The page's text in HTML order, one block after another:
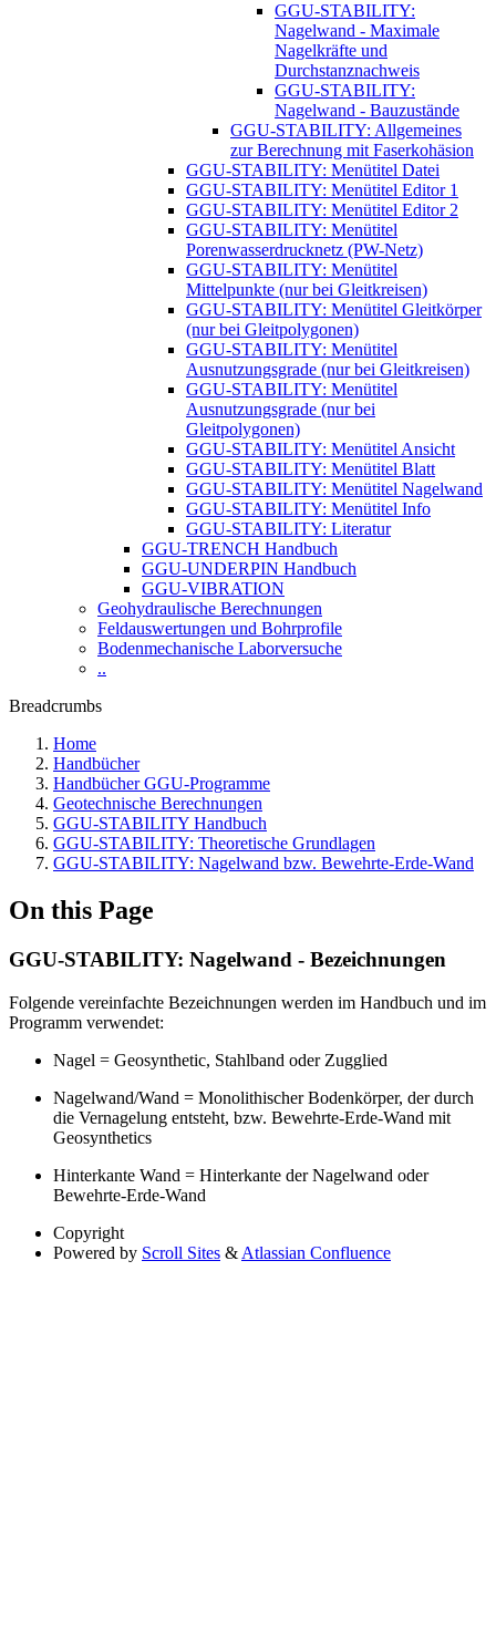
GGU-STABILITY:
Nagelwand - Maximale
Nagelkräfte und
Durchstanznachweis
GGU-STABILITY:
Nagelwand - Bauzustände
GGU-STABILITY: ​Allgemeines
zur Berechnung mit Faserkohäsion
GGU-STABILITY: Menütitel Datei
GGU-STABILITY: Menütitel Editor 1
GGU-STABILITY: Menütitel Editor 2
GGU-STABILITY: Menütitel
Porenwasserdrucknetz (PW-Netz)
GGU-STABILITY: Menütitel
Mittelpunkte (nur bei Gleitkreisen)
GGU-STABILITY: Menütitel Gleitkörper
(nur bei Gleitpolygonen)
GGU-STABILITY: Menütitel
Ausnutzungsgrade (nur bei Gleitkreisen)
GGU-STABILITY: Menütitel
Ausnutzungsgrade (nur bei
Gleitpolygonen)
GGU-STABILITY: Menütitel Ansicht
GGU-STABILITY: Menütitel Blatt
GGU-STABILITY: Menütitel Nagelwand
GGU-STABILITY: Menütitel Info
GGU-STABILITY: Literatur
GGU-TRENCH Handbuch
GGU-UNDERPIN Handbuch
GGU-VIBRATION
Geohydraulische Berechnungen
Feldauswertungen und Bohrprofile
Bodenmechanische Laborversuche
..
Breadcrumbs
Home
Handbücher
Handbücher GGU-Programme
Geotechnische Berechnungen
GGU-STABILITY Handbuch
GGU-STABILITY: Theoretische Grundlagen
GGU-STABILITY: Nagelwand bzw. Bewehrte-Erde-Wand
On this Page
GGU-STABILITY: Nagelwand - Bezeichnungen
Folgende vereinfachte Bezeichnungen werden im Handbuch und im
Programm verwendet:
Nagel = Geosynthetic, Stahlband oder Zugglied
Nagelwand/Wand = Monolithischer Bodenkörper, der durch
die Vernagelung entsteht, bzw. Bewehrte-Erde-Wand mit
Geosynthetics
Hinterkante Wand = Hinterkante der Nagelwand oder
Bewehrte-Erde-Wand
Copyright
Powered by Scroll Sites & Atlassian Confluence